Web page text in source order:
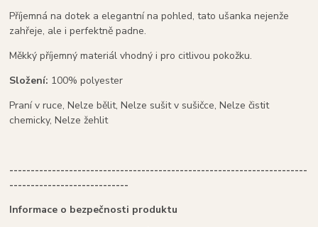
Příjemná na dotek a elegantní na pohled, tato ušanka nejenže
zahřeje, ale i perfektně padne.
Měkký příjemný materiál vhodný i pro citlivou pokožku.
Složení: 100% polyester
Praní v ruce, Nelze bělit, Nelze sušit v sušičce, Nelze čistit
chemicky, Nelze žehlit
----------------------------------------------------------------------
----------------------------
Informace o bezpečnosti produktu